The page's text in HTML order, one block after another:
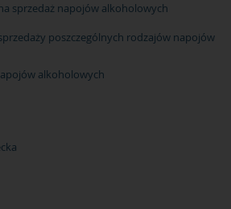
sprzedaż napojów alkoholowych
poszczególnych rodzajów napojów
alkoholowych